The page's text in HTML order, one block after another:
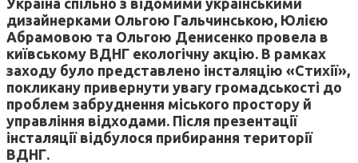
дизайнерками Ольгою Гальчинською, Юлією
Абрамовою та Ольгою Денисенко провела в
київському ВДНГ екологічну акцію. В рамках
заходу було представлено інсталяцію «Стихії»,
покликану привернути увагу громадськості до
проблем забруднення міського простору й
управління відходами. Після презентації
інсталяції відбулося прибирання території
ВДНГ.